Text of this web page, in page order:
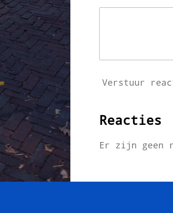
Verstuur
Reacties
Er zijn geen